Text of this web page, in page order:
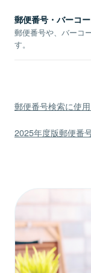
郵便番号・バーコ
郵便番号や、バーコ
す。
郵便番号検索に使
2025年度版郵便番